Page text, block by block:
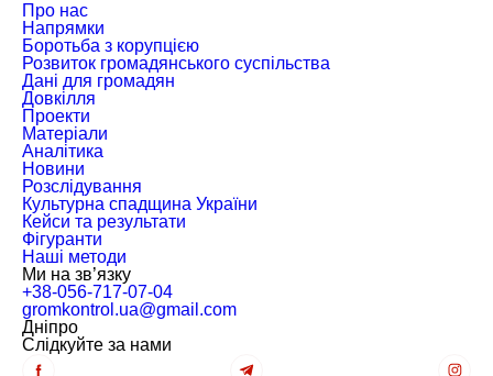
Про нас
Напрямки
Боротьба з корупцією
Розвиток громадянського суспільства
Дані для громадян
Довкілля
Проекти
Матеріали
Аналітика
Новини
Розслідування
Культурна спадщина України
Кейси та результати
Фігуранти
Наші методи
Ми на зв’язку
+38-056-717-07-04
gromkontrol.ua@gmail.com
Дніпро
Слiдкуйте за нами